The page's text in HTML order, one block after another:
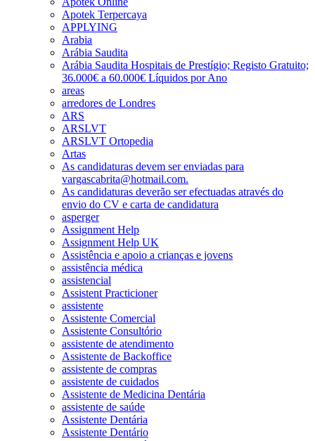
Apotek Terpercaya
APPLYING
Arabia
Arábia Saudita
Arábia Saudita Hospitais de Prestígio; Registo Gratuito;
36.000€ a 60.000€ Líquidos por Ano
areas
arredores de Londres
ARS
ARSLVT
ARSLVT Ortopedia
Artas
As candidaturas devem ser enviadas para
vargascabrita@hotmail.com.
As candidaturas deverão ser efectuadas através do
envio do CV e carta de candidatura
asperger
Assignment Help
Assignment Help UK
Assistência e apoio a crianças e jovens
assistência médica
assistencial
Assistent Practicioner
assistente
Assistente Comercial
Assistente Consultório
assistente de atendimento
Assistente de Backoffice
assistente de compras
assistente de cuidados
Assistente de Medicina Dentária
assistente de saúde
Assistente Dentária
Assistente Dentário